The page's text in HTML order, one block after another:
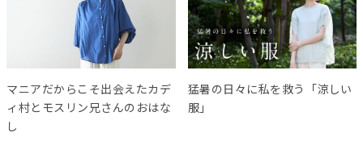
マニアだからこそ出会えたカデ
ィ村とモスリン兄さんのおはな
し
猛暑の日々に私を救う「涼しい
服」